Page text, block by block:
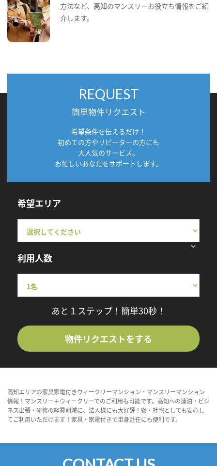
方法など、高知のマンスリーお役立ち情報をご紹
介します。
REQUEST
簡単物件リクエスト
希望条件を伝えるだけ！
初めての方やリピーターの方にも
大人気のサービス。
お忙しいあなたをサポートします。
希望エリア
利用人数
あと１ステップ！簡単30秒！
物件リクエストをする
高知エリアの家具家電付きウィークリーマンション・マンスリーマンション
情報！マンスリー＋ウィークリーでのご利用も可能です。高知への連泊・ビジ
ネス出張・研修の経費削減に、法人様にも大好評！寮・社宅としても安心し
てご利用いただけます！家具・家電付きで単身赴任にも便利です。